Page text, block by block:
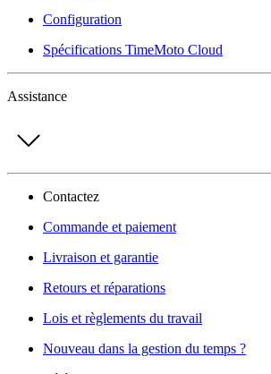
Configuration
Spécifications TimeMoto Cloud
Assistance
Contactez
Commande et paiement
Livraison et garantie
Retours et réparations
Lois et règlements du travail
Nouveau dans la gestion du temps ?